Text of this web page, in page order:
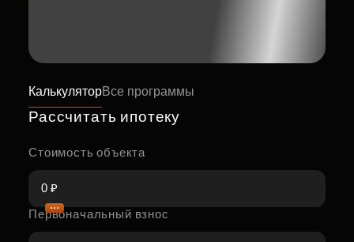
КалькуляторВсе программы
Рассчитать ипотеку
Стоимость объекта
Первоначальный взнос